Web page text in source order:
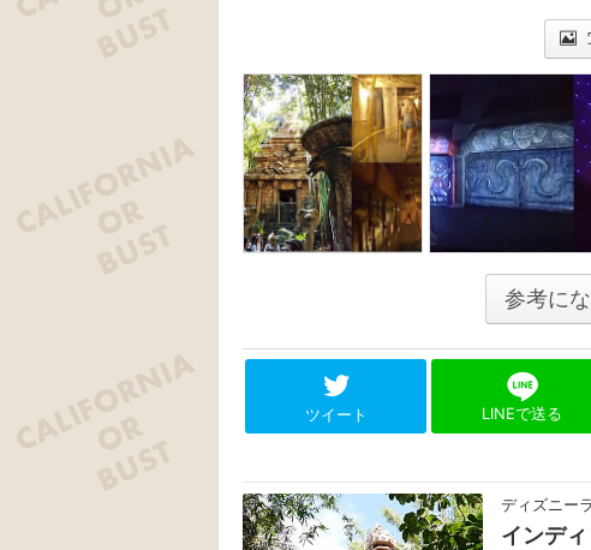
参考に
ツイート LINEで送る
ディズニー
インデ